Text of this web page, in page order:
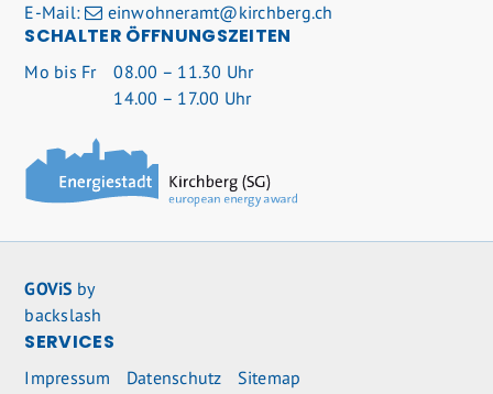
E-Mail:
einwohneramt@kirchberg.ch
SCHALTER ÖFFNUNGSZEITEN
Mo bis Fr
08.00 – 11.30 Uhr
14.00 – 17.00 Uhr
GOViS by
backslash
SERVICES
Impressum Datenschutz Sitemap